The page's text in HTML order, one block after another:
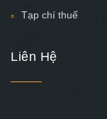
Tạp chí thuế
Liên Hệ